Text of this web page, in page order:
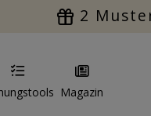
2
Magazin